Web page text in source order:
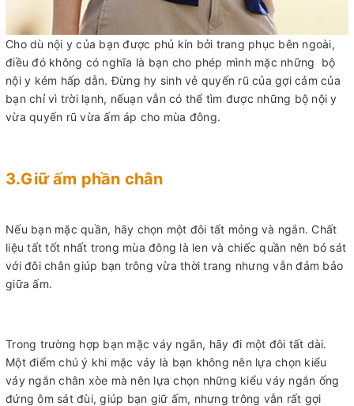
Cho dù nội y của bạn được phủ kín bởi trang phục bên ngoài,
điều đó không có nghĩa là bạn cho phép mình mặc những bộ
nội y kém hấp dẫn. Đừng hy sinh vẻ quyến rũ của gợi cảm của
bạn chỉ vì trời lạnh, nếuạn vẫn có thể tìm được những bộ nội y
vừa quyến rũ vừa ấm áp cho mùa đông.
3.Giữ ấm phần chân
Nếu bạn mặc quần, hãy chọn một đôi tất mỏng và ngắn. Chất
liệu tất tốt nhất trong mùa đông là len và chiếc quần nên bó sát
với đôi chân giúp bạn trông vừa thời trang nhưng vẫn đảm bảo
giữa ấm.
Trong trường hợp bạn mặc váy ngắn, hãy đi một đôi tất dài.
Một điểm chú ý khi mặc váy là bạn không nên lựa chọn kiểu
váy ngắn chân xòe mà nên lựa chọn những kiểu váy ngắn ống
đứng ôm sát đùi, giúp bạn giữ ấm, nhưng trông vẫn rất gợi